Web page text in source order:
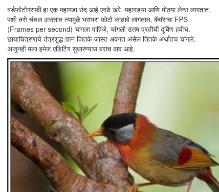
बर्डफोटोग्राफी हा एक महागडा छंद आहे एवढे खरे. महागड्या आणि मोठ्या लेन्स लागतात,
पक्षी तसे चंचल असतात त्यामुळे भराभरा फोटो काढावे लागतात, कॅमॅराचा FPS
(Frames per second) चांगला पाहिजे, चांगली उत्तम प्रतीची दुर्बिण हवीच.
छायाचित्रणाचे तंत्रशुद्ध ज्ञान जितके जास्त अवगत असेल तितके अर्थातच चांगले.
अजूनही मला इमेज एडिटिंग सुधारण्यास बराच वाव आहे.